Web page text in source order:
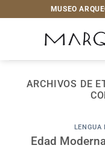
al
MUSEO
ARCHIVOS DE
LENGUA
Edad